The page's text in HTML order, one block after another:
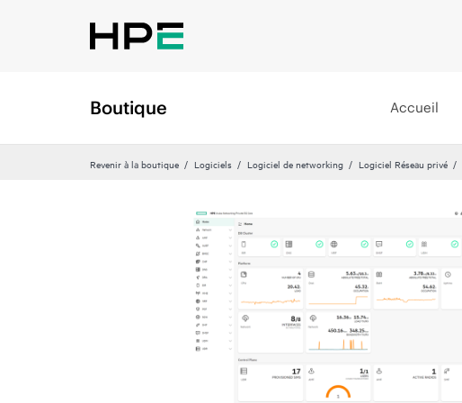
Boutique Accueil
Revenir à la boutique Logiciels Logiciel de networking Logiciel Réseau privé